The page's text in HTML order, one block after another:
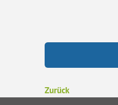
Zurück